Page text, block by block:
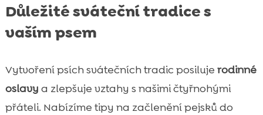
Důležité sváteční tradice s
vaším psem
Vytvoření psích svátečních tradic posiluje rodinné
oslavy a zlepšuje vztahy s našimi čtyřnohými
přáteli. Nabízíme tipy na začlenění pejsků do